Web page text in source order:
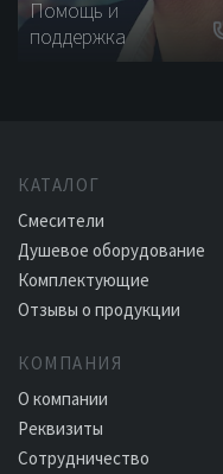
Помощь и
поддержка
КАТАЛОГ
Смесители
Душевое оборудование
Комплектующие
Отзывы о продукции
КОМПАНИЯ
О компании
Реквизиты
Сотрудничество